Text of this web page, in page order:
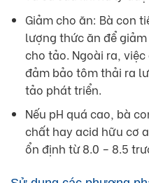
Giảm cho ăn: Bà con
lượng thức ăn để
cho tảo. Ngoài ra,
đảm bảo tôm thải ra
tảo phát triển.
Nếu pH quá cao, bà
chất hay acid hữu cơ
ổn định từ 8.0 – 8.5